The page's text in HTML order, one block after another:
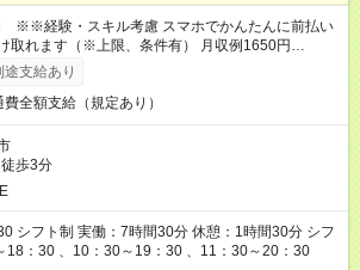
※※経験・スキル考慮 スマホでかんたんに前払い
取れます（※上限、条件有） 月収例1650円
247500円想定
支給あり
費全額支給（規定あり）
歩3分
分 シフ
18：30 、10：30～19：30 、11：30～20：30